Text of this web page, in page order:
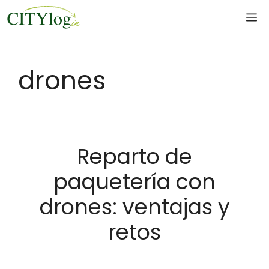
Skip
to
drones
Reparto de
paquetería con
drones: ventajas y
retos